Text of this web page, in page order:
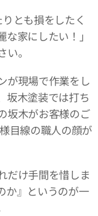
とも損をしたく
家にしたい！」
。
が現場で作業をし
坂木塗装では打ち
坂木がお客様のご
目線の職人の顔が
だけ手間を惜しま
か』というのが一